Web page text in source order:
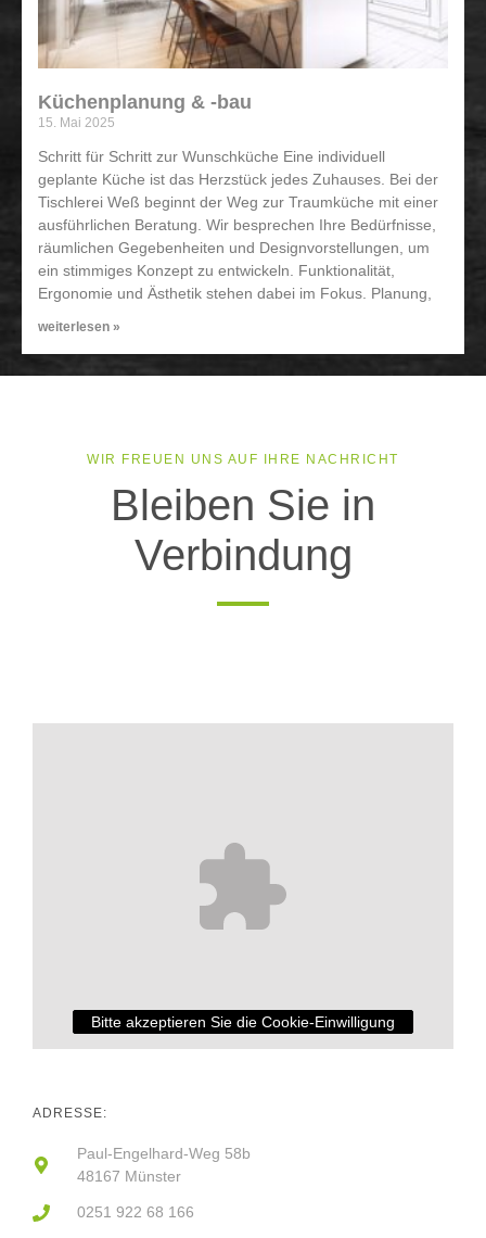
Küchenplanung & -bau
15. Mai 2025
Schritt für Schritt zur Wunschküche Eine individuell
geplante Küche ist das Herzstück jedes Zuhauses. Bei der
Tischlerei Weß beginnt der Weg zur Traumküche mit einer
ausführlichen Beratung. Wir besprechen Ihre Bedürfnisse,
räumlichen Gegebenheiten und Designvorstellungen, um
ein stimmiges Konzept zu entwickeln. Funktionalität,
Ergonomie und Ästhetik stehen dabei im Fokus. Planung,
weiterlesen »
WIR FREUEN UNS AUF IHRE NACHRICHT
Bleiben Sie in
Verbindung
Bitte akzeptieren Sie die Cookie-Einwilligung
ADRESSE:
Paul-Engelhard-Weg 58b
48167 Münster
0251 922 68 166